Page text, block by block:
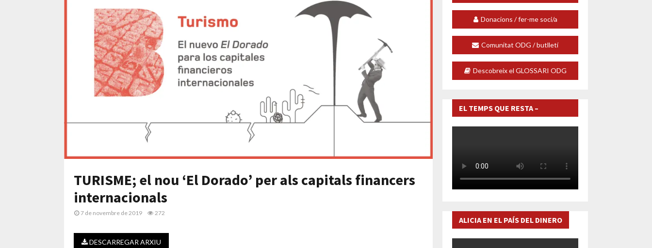
TURISME; el nou ‘El Dorado’ per als capitals financers
internacionals
7 de novembre de 2019 272
DESCARREGAR ARXIU
Donacions / fer-me soci/a
Comunitat ODG / butlletí
Descobreix el GLOSSARI ODG
EL TEMPS QUE RESTA –
DOCUMENTAL
ALICIA EN EL PAÍS DEL DINERO